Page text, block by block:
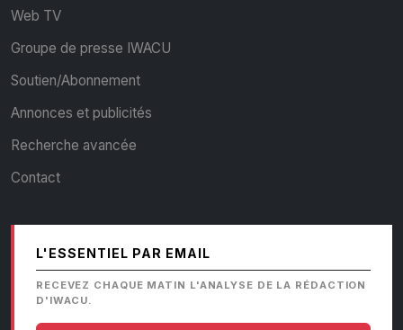
Web TV
Groupe de presse IWACU
Soutien/Abonnement
Annonces et publicités
Recherche avancée
Contact
L'ESSENTIEL PAR EMAIL
RECEVEZ CHAQUE MATIN L'ANALYSE DE LA RÉDACTION
D'IWACU.